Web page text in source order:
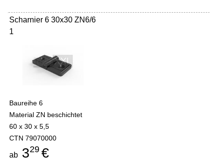
Scharnier 6 30x30 ZN6/6
1
Baureihe 6
Material ZN beschichtet
60 x 30 x 5,5
CTN 79070000
ab 329 €